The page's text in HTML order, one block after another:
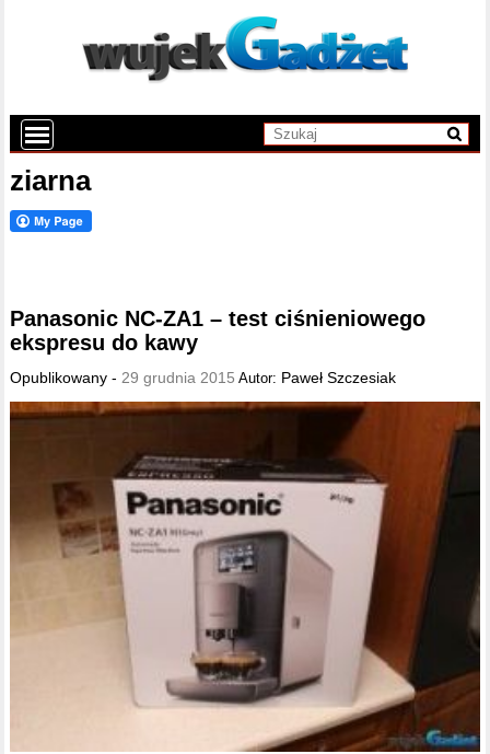
ziarna
Panasonic NC-ZA1 – test ciśnieniowego
ekspresu do kawy
Opublikowany - 29 grudnia 2015 Autor: Paweł Szczesiak